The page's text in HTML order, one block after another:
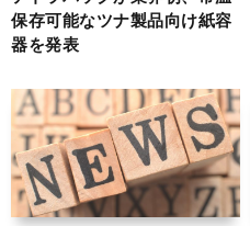
保存可能なツナ製品向け紙容
器を発表